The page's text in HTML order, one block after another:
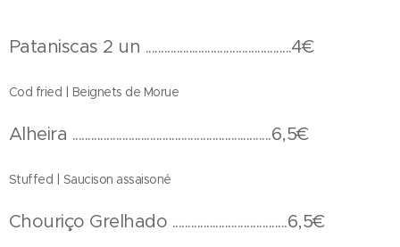
Pataniscas 2 un ...............................................4€
Cod fried | Beignets de Morue
Alheira ................................................................6,5€
Stuffed | Saucison assaisoné
Chouriço Grelhado .....................................6,5€